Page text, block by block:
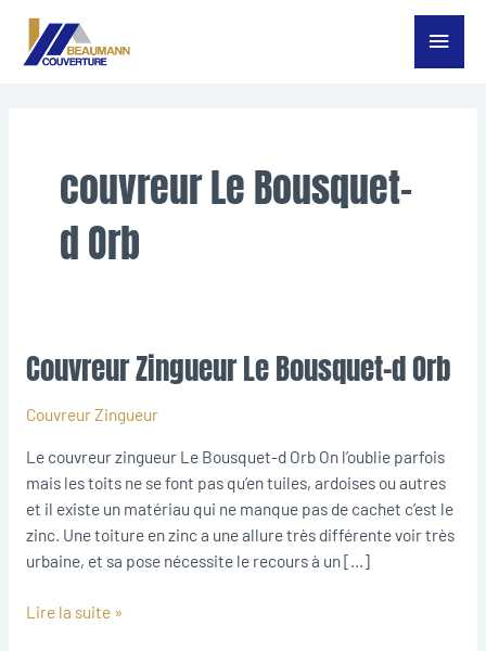
Aller
Menu
couvreur Le Bousquet-
d Orb
Couvreur Zingueur Le Bousquet-d Orb
Couvreur Zingueur
Le couvreur zingueur Le Bousquet-d Orb On l’oublie parfois
mais les toits ne se font pas qu’en tuiles, ardoises ou autres
et il existe un matériau qui ne manque pas de cachet c’est le
zinc. Une toiture en zinc a une allure très différente voir très
urbaine, et sa pose nécessite le recours à un […]
Couvreur
Zingueur
Le
d
Orb
Lire la suite »